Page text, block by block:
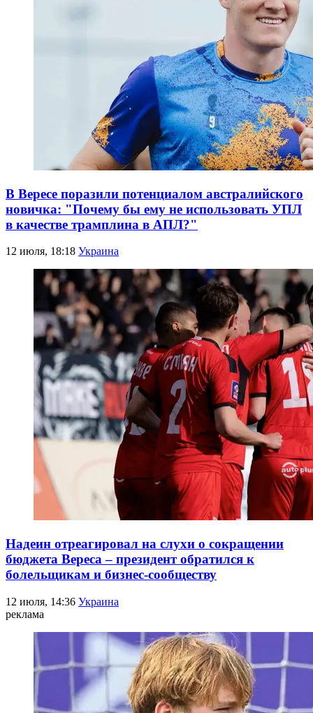
В Вересе поразили потенциалом австралийского
новичка: "Почему бы ему не использовать УПЛ
в качестве трамплина в АПЛ?"
12 июля, 18:18 Украина
Надеин отреагировал на слухи о сокращении
бюджета Вереса – президент обратился к
болельщикам и бизнес-сообществу
12 июля, 14:36 Украина
реклама